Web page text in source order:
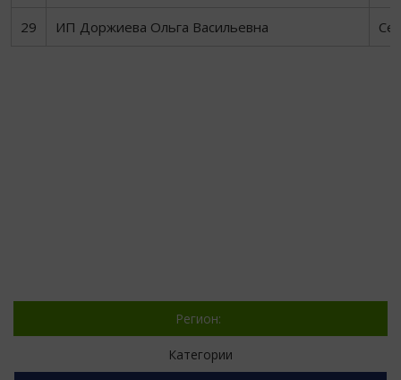
29 ИП Доржиева Ольга Васильевна
Регион:
Категории